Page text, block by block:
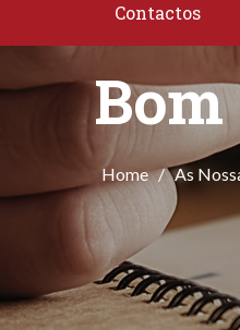
Contactos
Home/As